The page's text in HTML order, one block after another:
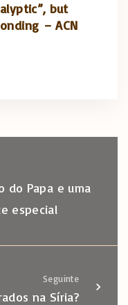
but
– ACN
do Papa e uma
especial
Seguinte
na Síria?